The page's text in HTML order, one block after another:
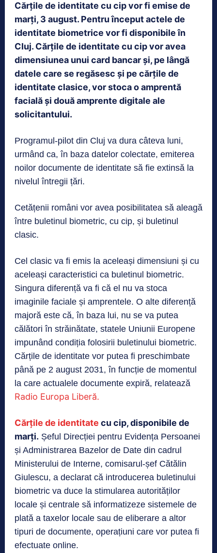
Cărțile de identitate cu cip vor fi emise de
marți, 3 august. Pentru început actele de
identitate biometrice vor fi disponibile în
Cluj. Cărțile de identitate cu cip vor avea
dimensiunea unui card bancar și, pe lângă
datele care se regăsesc și pe cărțile de
identitate clasice, vor stoca o amprentă
facială și două amprente digitale ale
solicitantului.
Programul-pilot din Cluj va dura câteva luni,
urmând ca, în baza datelor colectate, emiterea
noilor documente de identitate să fie extinsă la
nivelul întregii țări.
Cetățenii români vor avea posibilitatea să aleagă
între buletinul biometric, cu cip, și buletinul
clasic.
Cel clasic va fi emis la aceleași dimensiuni și cu
aceleași caracteristici ca buletinul biometric.
Singura diferență va fi că el nu va stoca
imaginile faciale și amprentele. O alte diferență
majoră este că, în baza lui, nu se va putea
călători în străinătate, statele Uniunii Europene
impunând condiția folosirii buletinului biometric.
Cărțile de identitate vor putea fi preschimbate
până pe 2 august 2031, în funcție de momentul
la care actualele documente expiră, relatează
Radio Europa Liberă.
Cărțile de identitate cu cip, disponibile de
marți. Șeful Direcției pentru Evidența Persoanei
și Administrarea Bazelor de Date din cadrul
Ministerului de Interne, comisarul-șef Cătălin
Giulescu, a declarat că introducerea buletinului
biometric va duce la stimularea autorităților
locale și centrale să informatizeze sistemele de
plată a taxelor locale sau de eliberare a altor
tipuri de documente, operațiuni care vor putea fi
efectuate online.